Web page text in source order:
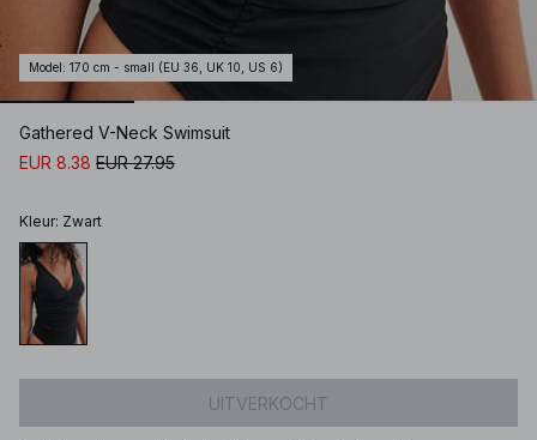
Model : 170 cm - small (EU 36, UK 10, US 6)
Gathered V-Neck Swimsuit
EUR 8.38 EUR 27.95
Kleur: Zwart
UITVERKOCHT